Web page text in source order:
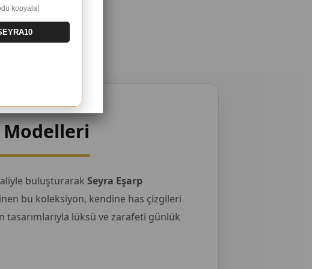
Modelleri
buluşturarak Seyra Eşarp
bu koleksiyon, kendine has çizgileri
lüksü ve zarafeti günlük
kopyala!